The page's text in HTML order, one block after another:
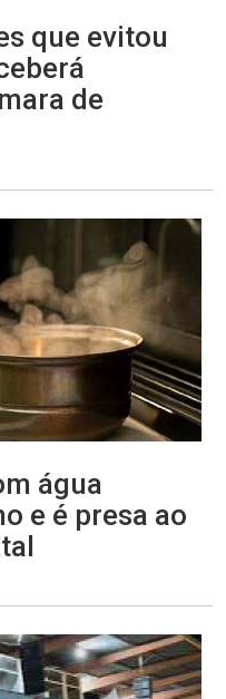
que evitou
de
água
e é presa ao